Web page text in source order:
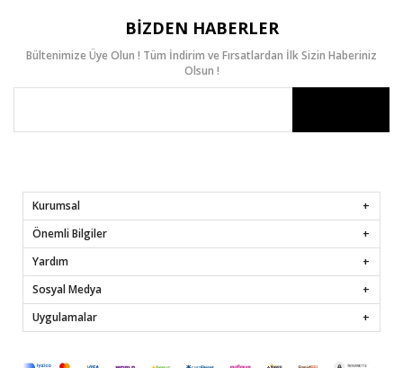
BIZDEN HABERLER
Bültenimize Üye Olun ! Tüm İndirim ve Fırsatlardan İlk Sizin Haberiniz
Olsun !
Kurumsal
Önemli Bilgiler
Yardım
Sosyal Medya
Uygulamalar